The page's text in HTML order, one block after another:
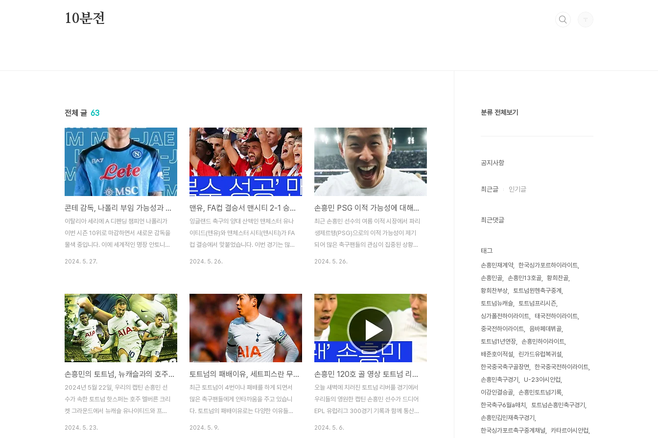
10분전
전체 글 63
콘테 감독, 나폴리 부임 가능성과 김민재 영입 요청
이탈리아 세리에 A 디펜딩 챔피언 나폴리가
이번 시즌 10위로 마감하면서 새로운 감독을
물색 중입니다. 이에 세계적인 명장 안토니오
최근 이탈리아 세리에 A 디펜딩 챔피언인 나
폴리는 이번 시즌을 10위로 마감해 큰 실망
감을 안겨주었는데요. 시즌 도중 3번이나 감
독을 교체했음에도 불구하고 효과를 보지 못
한 나폴리는 검증된 감독인 콘테 감독을 선임
해 다음 시즌을 준비하겠다는 계획을 밝혔습
니다. 현지 축구 매체에 따르면, 콘테감독은
김민재를 비롯한 선수들의 영입을 강력하게
요구하였다고 했는데요. 나폴리의 시즌 성적
과 정말로 김민재가 나폴..
2024. 5. 27.
맨유, FA컵 결승서 맨시티 2-1 승리! 8년 만의 우승 UEL 티켓 확보까지
잉글랜드 축구의 양대 산맥인 맨체스터 유나
이티드(맨유)와 맨체스터 시티(맨시티)가 FA
컵 결승에서 맞붙었습니다. 이번 경기는 많은
패배 이유를 분석해 보겠습니다. 맨유의 승
리 요인 (하이라이트 영상)맨유 맨시티 하이
라이트 다시보기⬆️ 가르나초의 결정적인 선
제골전반 30분, 맨유의 디오고 달로트가 알
레한드로 가르나초에게 긴 패스를 연결했습
니다. 이 패스는 맨시티 수비수 요스코 그바
르디올의 실수로 이어져 가르나초가 골을 넣
는 결정적인 기회가 되었습니다. 가르나초는
이 기회를 놓치지 않고 오른발 슈팅으로 마무
리하며 맨유에 선제골을 안겼습니..
2024. 5. 26.
손흥민 PSG 이적 가능성에 대해서 (음바페 대체자로 지목?)
최근 손흥민 선수의 여름 이적 시장에서 파리
생제르맹(PSG)으로의 이적 가능성이 제기
되어 많은 축구팬들의 관심이 집중된 상황입
획을 끝마쳤다"라고 보도했습니다. 일단 손
흥민 선수는 토트넘과의 재계약을 앞두고 파
리생제르맹에 이적을 할 것인지 고민하고 있
는 것 같았는데요. 토트넘과의 계약기간이 얼
마 남지 않은 상황에서 그가 어떤 결정을 할
지 연일 이슈가 되고 있습니다. 그렇다면, 앞
으로 파리 생제르맹과 손흥민이 진짜 계약을
할 수 있을지 한 번 제대로 분석해 보도록 하
겠습니다. PSG의 손흥민 영입 계획 PSG
는 킬리안 음바페..
2024. 5. 26.
손흥민의 토트넘, 뉴캐슬과의 호주 친선전에서 1-1 무승부 후 승부차기 패배
2024년 5월 22일, 우리의 캡틴 손흥민 선
수가 속한 토트넘 핫스퍼는 호주 멜버른 크리
켓 그라운드에서 뉴캐슬 유나이티드와 프리
2024. 5. 23.
토트넘의 패배이유, 세트피스란 무엇일까 축구용어 정리
최근 토트넘이 4번이나 패배를 하게 되면서
많은 축구팬들에게 안타까움을 주고 있습니
다. 토트넘의 패배이유로는 다양한 이유들이
2024. 5. 9.
손흥민 120호 골 영상 토트넘 리버풀 하이라이트 보기
오늘 새벽에 치러진 토트넘 리버풀 경기에서
우리들의 영원한 캡틴 손흥민 선수가 드디어
EPL 유럽리그 300경기 기록과 함께 통산
2024. 5. 6.
분류 전체보기
공지사항
최근글 인기글
최근댓글
태그
손흥민재계약
한국싱가포르하이라이트
손흥민골
손흥민13호골
황희찬골
황희찬부상
토트넘뮌헨축구중계
토트넘뉴캐슬
토트넘프리시즌
싱가폴전하이라이트
태국전하이라이트
중국전하이라이트
음바페데뷔골
토트넘1년연장
손흥민하이라이트
배준호이적설
린가드유럽복귀설
한국중국축구골장면
한국중국전하이라이트
손흥민축구경기
U-23아시안컵
이강인결승골
손흥민토트넘기록
한국축구6월a매치
토트넘손흥민축구경기
손흥민김민재축구경기
한국싱가포르축구중계채널
카타르아시안컵